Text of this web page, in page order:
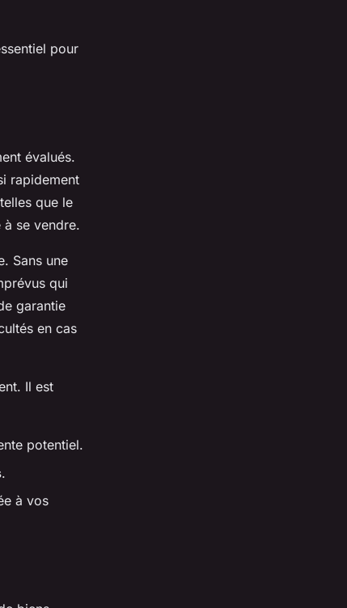
pour
évalués.
rapidement
que le
à se vendre.
Sans une
qui
garantie
en cas
Il est
potentiel.
.
à vos